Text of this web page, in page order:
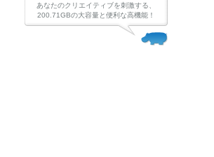
あなたのクリエイティブを刺激する、
200.71GBの大容量と便利な高機能！